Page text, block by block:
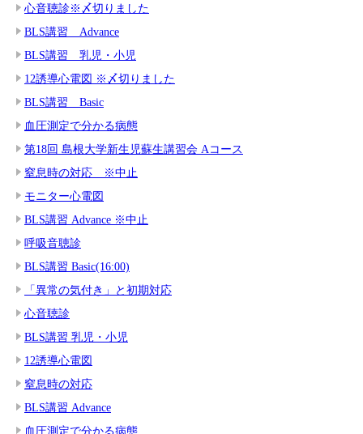
心音聴診※〆切りました
BLS講習 Advance
BLS講習 乳児・小児
12誘導心電図 ※〆切りました
BLS講習 Basic
血圧測定で分かる病態
第18回 島根大学新生児蘇生講習会 Aコース
窒息時の対応 ※中止
モニター心電図
BLS講習 Advance ※中止
呼吸音聴診
BLS講習 Basic(16:00)
「異常の気付き」と初期対応
心音聴診
BLS講習 乳児・小児
12誘導心電図
窒息時の対応
BLS講習 Advance
血圧測定で分かる病態